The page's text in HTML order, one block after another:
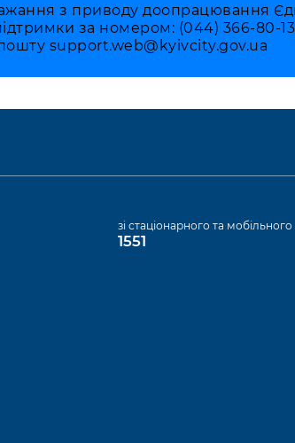
з приводу доопрацювання
за номером: (044) 366-80-
support.web@kyivcity.gov.ua
зі стаціонарного та мобільного
1551